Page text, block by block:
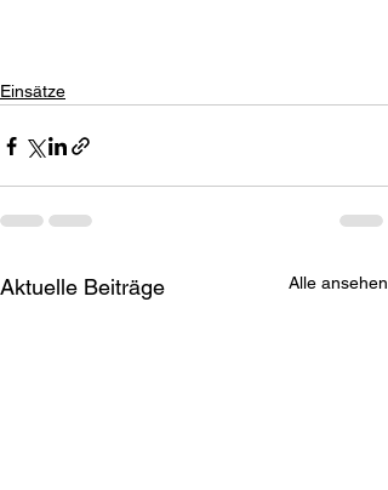
Einsätze
Aktuelle Beiträge Alle ansehen